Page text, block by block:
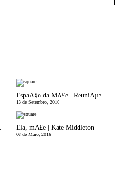
EspaÃ§o da MÃ£e | ReuniÃµes com Professores: Uma obrigaÃ§Ã£o ou uma mais-valia para o desenvolvimento das crianÃ§as?
13 de Setembro, 2016
Ela, mÃ£e | Kate Middleton
03 de Maio, 2016